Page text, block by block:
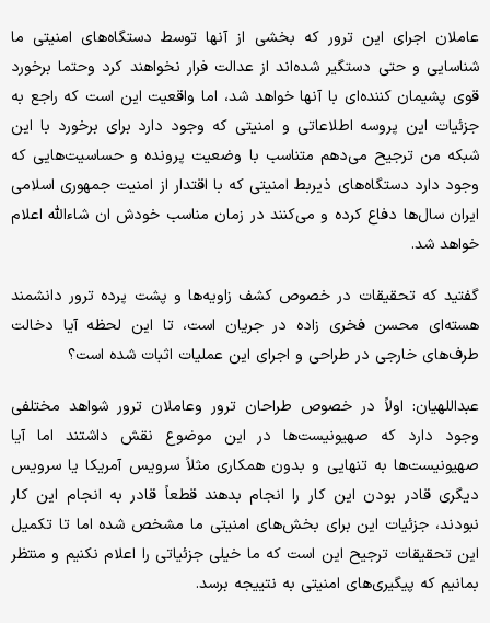
عاملان اجرای این ترور که بخشی از آنها توسط دستگاه‌های امنیتی ما
شناسایی و حتی دستگیر شده‌اند از عدالت فرار نخواهند کرد وحتما برخورد
قوی پشیمان کننده‌ای با آنها خواهد شد، اما واقعیت این است که راجع به
جزئیات این پروسه اطلاعاتی و امنیتی که وجود دارد برای برخورد با این
شبکه من ترجیح می‌دهم متناسب با وضعیت پرونده و حساسیت‌هایی که
وجود دارد دستگاه‌های ذیربط امنیتی که با اقتدار از امنیت جمهوری اسلامی
ایران سال‌ها دفاع کرده و می‌کنند در زمان مناسب خودش ان شاءالله اعلام
خواهد شد.
گفتید که تحقیقات در خصوص کشف زاویه‌ها و پشت پرده ترور دانشمند
هسته‌ای محسن فخری زاده در جریان است، تا این لحظه آیا دخالت
طرف‌های خارجی در طراحی و اجرای این عملیات اثبات شده است؟
عبداللهیان: اولاً در خصوص طراحان ترور وعاملان ترور شواهد مختلفی
وجود دارد که صهیونیست‌ها در این موضوع نقش داشتند اما آیا
صهیونیست‌ها به تنهایی و بدون همکاری مثلاً سرویس آمریکا یا سرویس
دیگری قادر بودن این کار را انجام بدهند قطعاً قادر به انجام این کار
نبودند، جزئیات این برای بخش‌های امنیتی ما مشخص شده اما تا تکمیل
این تحقیقات ترجیح این است که ما خیلی جزئیاتی را اعلام نکنیم و منتظر
بمانیم که پیگیری‌های امنیتی به نتییجه برسد.